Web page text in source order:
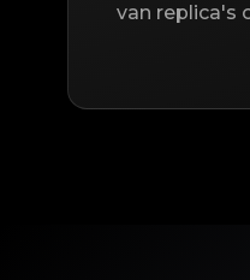
van replica's